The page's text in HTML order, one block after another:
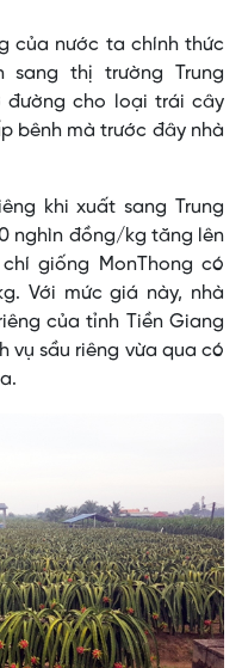
của nước ta chính thức
sang thị trường Trung
cho loại trái cây
bênh mà trước đây nhà
khi xuất sang Trung
nghìn đồng/kg tăng lên
giống MonThong có
Với mức giá này, nhà
của tỉnh Tiền Giang
vụ sầu riêng vừa qua có